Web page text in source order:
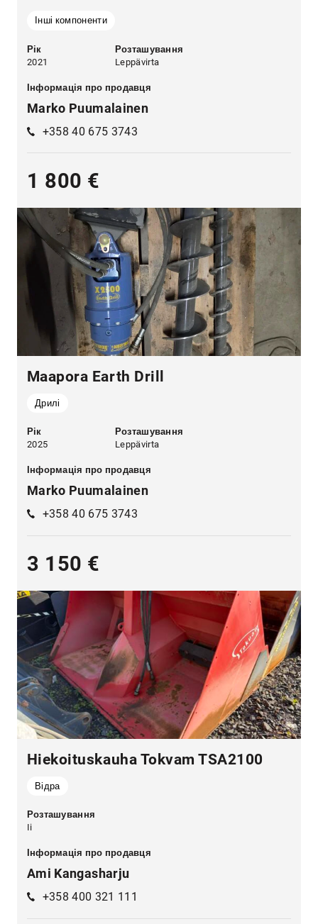
Інші компоненти
Рік
2021
Розташування
Leppävirta
Інформація про продавця
Marko Puumalainen
+358 40 675 3743
1 800 €
Maapora Earth Drill
Дрилі
Рік
2025
Розташування
Leppävirta
Інформація про продавця
Marko Puumalainen
+358 40 675 3743
3 150 €
Hiekoituskauha Tokvam TSA2100
Відра
Розташування
Ii
Інформація про продавця
Ami Kangasharju
+358 400 321 111